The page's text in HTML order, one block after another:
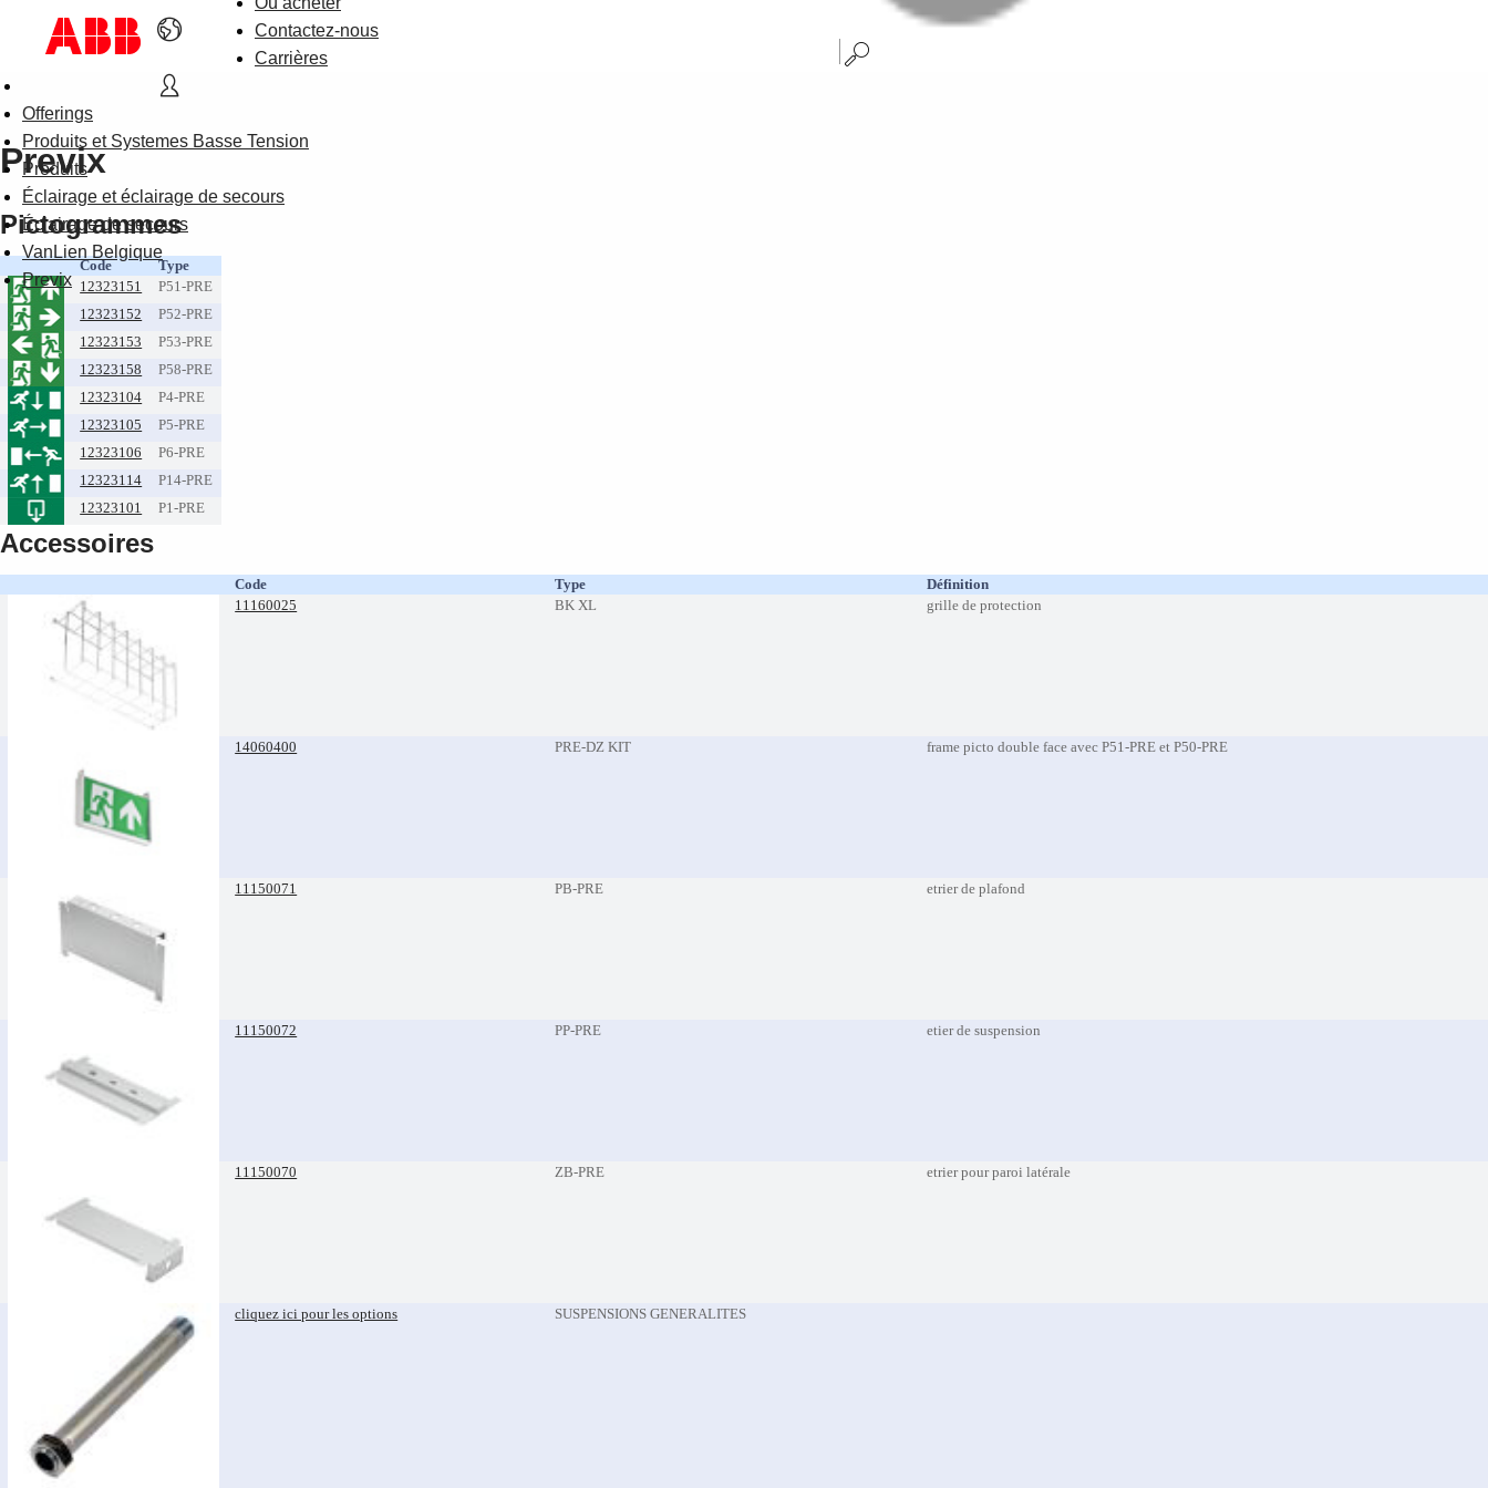
Contactez-nous
Carrières
Offerings
Produits et Systemes Basse Tension
Produits
Éclairage et éclairage de secours
Éclairage de secours
VanLien Belgique
Previx
Previx
Pictogrammes
Code
Type
12323151
P51-PRE
12323152
P52-PRE
12323153
P53-PRE
12323158
P58-PRE
12323104
P4-PRE
12323105
P5-PRE
12323106
P6-PRE
12323114
P14-PRE
12323101
P1-PRE
Accessoires
Code Type
Définition
11160025
BK XL grille de protection
14060400 PRE-DZ KIT frame picto double face avec P51-PRE et P50-PRE
11150071 PB-PRE etrier de plafond
11150072 PP-PRE etier de suspension
11150070 ZB-PRE etrier pour paroi latérale
cliquez ici pour les options SUSPENSIONS GENERALITES